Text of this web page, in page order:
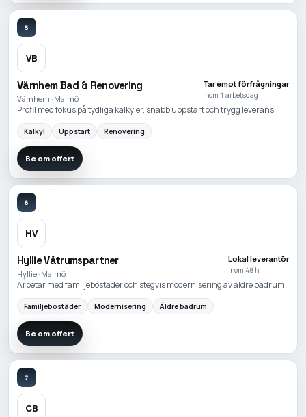
5
VB
Värnhem Bad & Renovering
Värnhem · Malmö
Tar emot förfrågningar
Inom 1 arbetsdag
Profil med fokus på tydliga kalkyler, snabb uppstart och trygg leverans.
Kalkyl Uppstart Renovering
Be om offert
6
HV
Hyllie Våtrumspartner
Hyllie · Malmö
Lokal leverantör
Inom 48 h
Arbetar med familjebostäder och stegvis modernisering av äldre badrum.
Familjebostäder Modernisering Äldre badrum
Be om offert
7
CB